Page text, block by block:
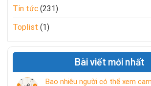
Tin tức (231)
Toplist (1)
Bài viết mới nhất
Bao nhiêu người có thể xem